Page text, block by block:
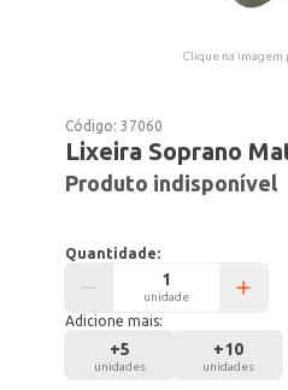
Clique na imagem
Código:37060
Lixeira Soprano
Produto indisponível
Quantidade:
unidade
Adicione mais:
+5
unidades
+10
unidades